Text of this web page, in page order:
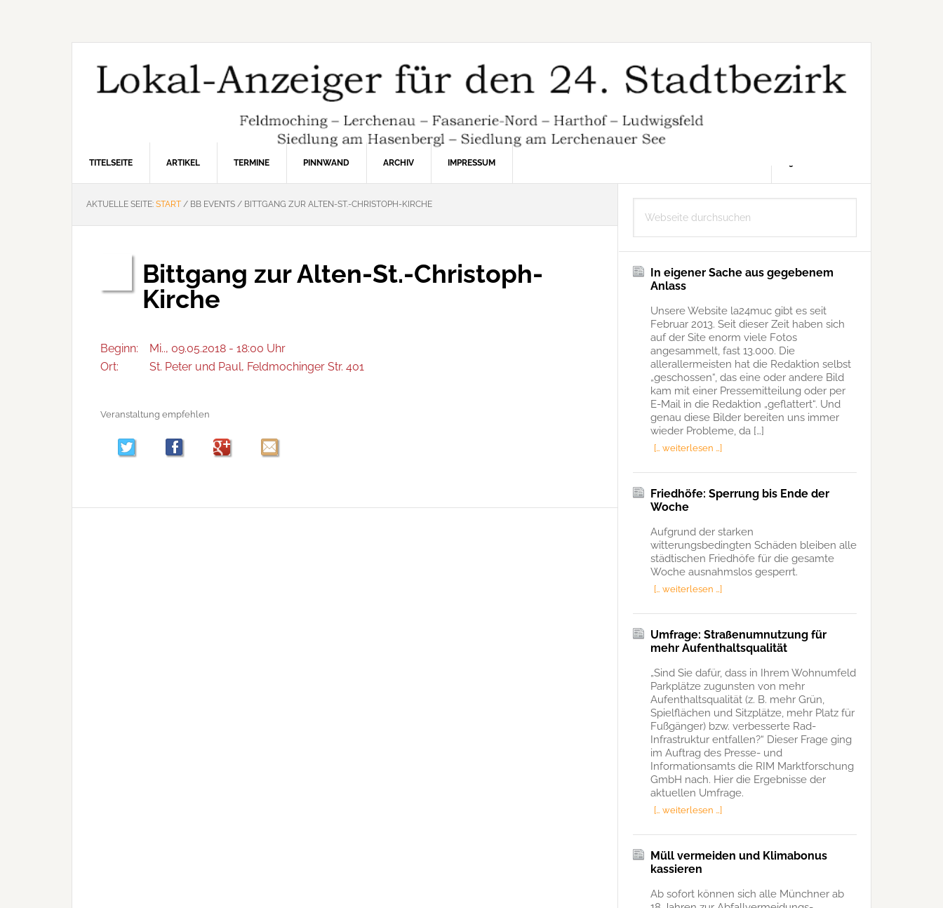
TITELSEITE ARTIKEL TERMINE PINNWAND ARCHIV IMPRESSUM
AKTUELLE SEITE: START / BB EVENTS / BITTGANG ZUR ALTEN-ST.-CHRISTOPH-KIRCHE
Bittgang zur Alten-St.-Christoph-
Kirche
Beginn:
Mi.., 09.05.2018 - 18:00 Uhr
Ort:
St. Peter und Paul, Feldmochinger Str. 401
Veranstaltung empfehlen
Seitenspalte
durchsuchen
In eigener Sache aus gegebenem
Anlass
Unsere Website la24muc gibt es seit
Februar 2013. Seit dieser Zeit haben sich
auf der Site enorm viele Fotos
angesammelt, fast 13.000. Die
allerallermeisten hat die Redaktion selbst
„geschossen“, das eine oder andere Bild
kam mit einer Pressemitteilung oder per
E-Mail in die Redaktion „geflattert“. Und
genau diese Bilder bereiten uns immer
wieder Probleme, da […]
[… weiterlesen …]
Friedhöfe: Sperrung bis Ende der
Woche
Aufgrund der starken
witterungsbedingten Schäden bleiben alle
städtischen Friedhöfe für die gesamte
Woche ausnahmslos gesperrt.
[… weiterlesen …]
Umfrage: Straßenumnutzung für
mehr Aufenthaltsqualität
„Sind Sie dafür, dass in Ihrem Wohnumfeld
Parkplätze zugunsten von mehr
Aufenthaltsqualität (z. B. mehr Grün,
Spielflächen und Sitzplätze, mehr Platz für
Fußgänger) bzw. verbesserte Rad-
Infrastruktur entfallen?“ Dieser Frage ging
im Auftrag des Presse- und
Informationsamts die RIM Marktforschung
GmbH nach. Hier die Ergebnisse der
aktuellen Umfrage.
[… weiterlesen …]
Müll vermeiden und Klimabonus
kassieren
Ab sofort können sich alle Münchner ab